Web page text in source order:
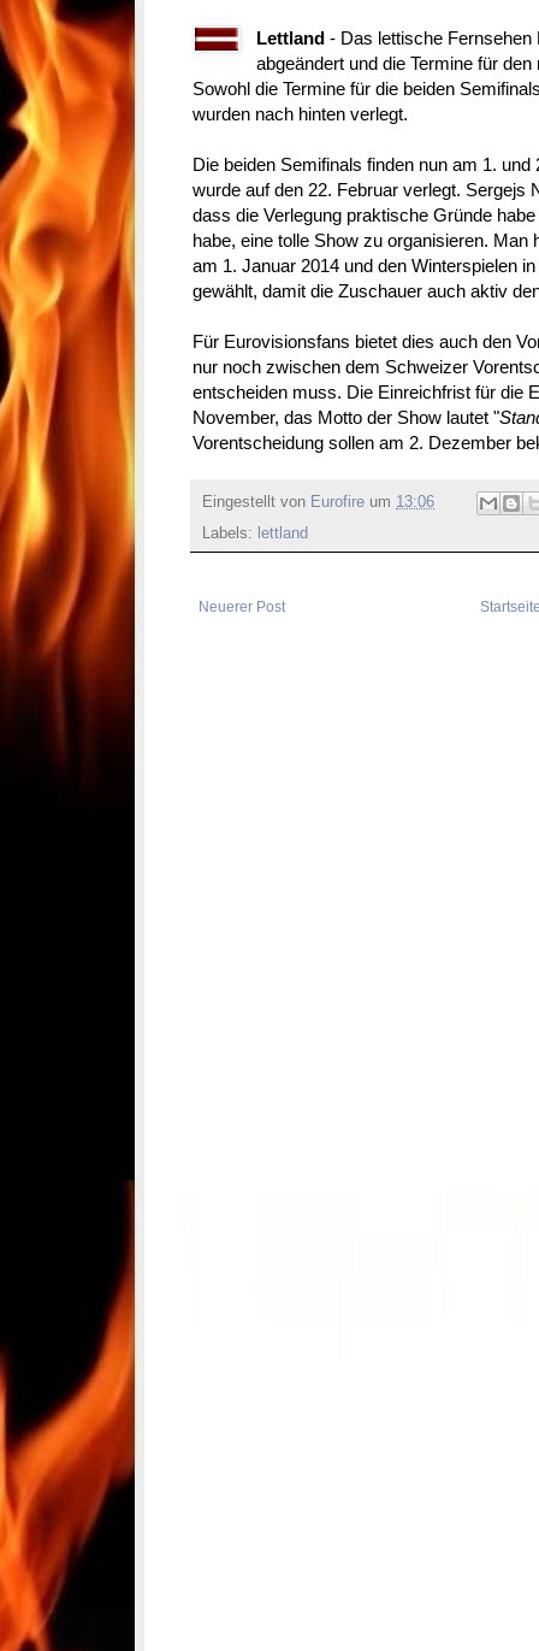
Lettland - Das lettische Fernsehen
abgeändert und die Termine für
Sowohl die Termine für die beiden
wurden nach hinten verlegt.
Die beiden Semifinals finden nun am 1.
wurde auf den 22. Februar verlegt. Sergejs
dass die Verlegung praktische Gründe
habe, eine tolle Show zu organisieren. Man
am 1. Januar 2014 und den Winterspielen
gewählt, damit die Zuschauer auch aktiv
Für Eurovisionsfans bietet dies auch den
nur noch zwischen dem Schweizer
entscheiden muss. Die Einreichfrist für die
November, das Motto der Show lautet "
Vorentscheidung sollen am 2. Dezember
Eingestellt von Eurofire um 13:06
Labels: lettland
Neuerer Post